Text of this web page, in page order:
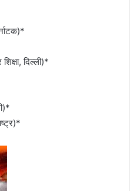
दिल्ली)*